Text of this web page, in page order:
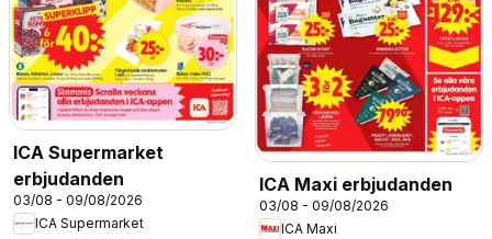
ICA Supermarket
erbjudanden
03/08 - 09/08/2026
ICA Supermarket
ICA Maxi erbjudanden
03/08 - 09/08/2026
ICA Maxi